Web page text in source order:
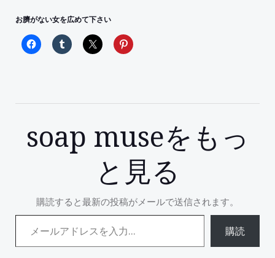
お臍がない女を広めて下さい
soap museをもっ
と見る
購読すると最新の投稿がメールで送信されます。
メールアドレスを入力...
購読